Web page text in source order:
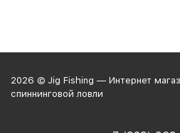
2026 © Jig Fishing — Интернет
спиннинговой ловли